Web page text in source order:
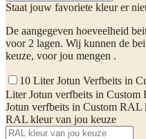
Staat jouw favoriete kleur er
De aangegeven hoeveelheid
voor 2 lagen. Wij kunnen de
keuze, voor jou mengen .
10 Liter Jotun Verfbeits in
Liter Jotun verfbeits in Custom
Jotun verfbeits in Custom RAL
RAL kleur van jou keuze